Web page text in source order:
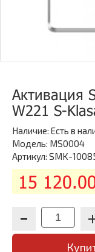
Активация
W221 S-
Наличие: Есть в
Модель: MS0004
Артикул: SMK-
15